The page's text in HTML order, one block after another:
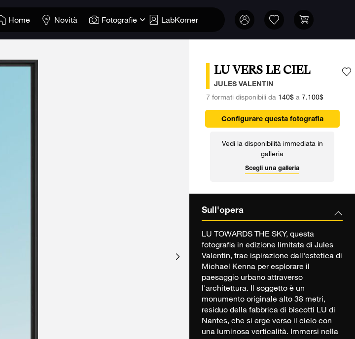
Home Novità Fotografie LabKorner
LU VERS LE CIEL
JULES VALENTIN
7 formati disponibili da 140$a 7.100$
Configurare questa fotografia
Vedi la disponibilità immediata in
galleria
Scegli una galleria
Sull'opera
LU TOWARDS THE SKY, questa
fotografia in edizione limitata di Jules
Valentin, trae ispirazione dall'estetica di
Michael Kenna per esplorare il
paesaggio urbano attraverso
l'architettura. Il soggetto è un
monumento originale alto 38 metri,
residuo della fabbrica di biscotti LU di
Nantes, che si erge verso il cielo con
una luminosa verticalità. Immersi nella